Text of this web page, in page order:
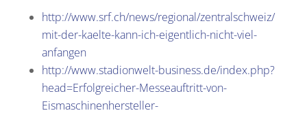
http://www.srf.ch/news/regional/zentralschweiz/
mit-der-kaelte-kann-ich-eigentlich-nicht-viel-
anfangen
http://www.stadionwelt-business.de/index.php?
head=Erfolgreicher-Messeauftritt-von-
Eismaschinenhersteller-